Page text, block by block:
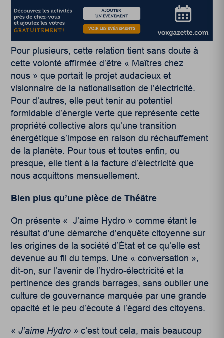
Pour plusieurs, cette relation tient sans doute à
cette volonté affirmée d’être « Maîtres chez
nous » que portait le projet audacieux et
visionnaire de la nationalisation de l’électricité.
Pour d’autres, elle peut tenir au potentiel
formidable d’énergie verte que représente cette
propriété collective alors qu’une transition
énergétique s’impose en raison du réchauffement
de la planète. Pour tous et toutes enfin, ou
presque, elle tient à la facture d’électricité que
nous acquittons mensuellement.
Bien plus qu’une pièce de Théâtre
On présente « J’aime Hydro » comme étant le
résultat d’une démarche d’enquête citoyenne sur
les origines de la société d’État et ce qu’elle est
devenue au fil du temps. Une « conversation »,
dit-on, sur l’avenir de l’hydro-électricité et la
pertinence des grands barrages, sans oublier une
culture de gouvernance marquée par une grande
opacité et le peu d’écoute à l’égard des citoyens.
«J’aime Hydro »c’est tout cela, mais beaucoup